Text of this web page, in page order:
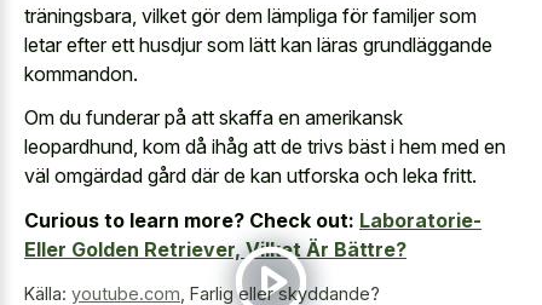
träningsbara, vilket gör dem lämpliga för familjer som
letar efter ett husdjur som lätt kan läras grundläggande
kommandon.
Om du funderar på att skaffa en amerikansk
leopardhund, kom då ihåg att de trivs bäst i hem med en
väl omgärdad gård där de kan utforska och leka fritt.
Curious to learn more? Check out: Laboratorie-
Eller Golden Retriever, Vilket Är Bättre?
Källa: youtube.com Farlig eller skyddande?